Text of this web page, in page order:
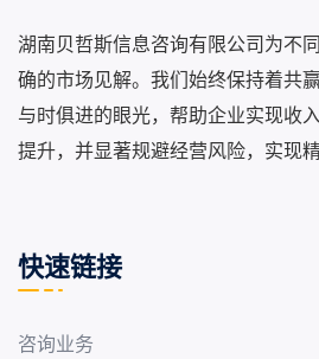
湖南贝哲斯信息咨询有限公司为不
确的市场见解。我们始终保持着共
与时俱进的眼光，帮助企业实现收
提升，并显著规避经营风险，实现精
快速链接
咨询业务